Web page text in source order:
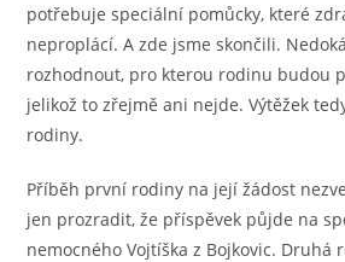
potřebuje speciální pomůcky, které
neproplácí. A zde jsme skončili.
rozhodnout, pro kterou rodinu budou
jelikož to zřejmě ani nejde. Výtěžek
rodiny.
Příběh první rodiny na její žádost
jen prozradit, že příspěvek půjde na
nemocného Vojtíška z Bojkovic. Druhá